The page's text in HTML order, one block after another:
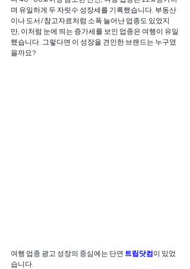
며 유일하게 두 자릿수 성장세를 기록했습니다. 부동산
이나 도서/참고자료처럼 소폭 늘어난 업종도 있었지
만, 이처럼 눈에 띄는 증가세를 보인 업종은 여행이 유일
했습니다. 그렇다면 이 성장을 견인한 브랜드는 누구였
을까요?
여행 업종 광고 성장의 중심에는 단연 트립닷컴이 있었
습니다.